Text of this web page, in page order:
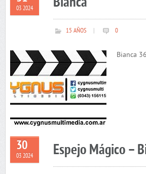
03 2024
15 AÑOS 0
Bianca
30
03 2024 Espejo Mágico –